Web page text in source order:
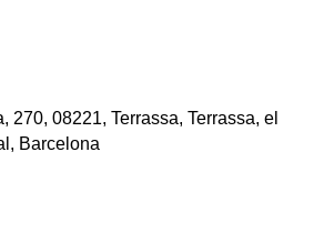
270, 08221, Terrassa, Terrassa, el
Barcelona